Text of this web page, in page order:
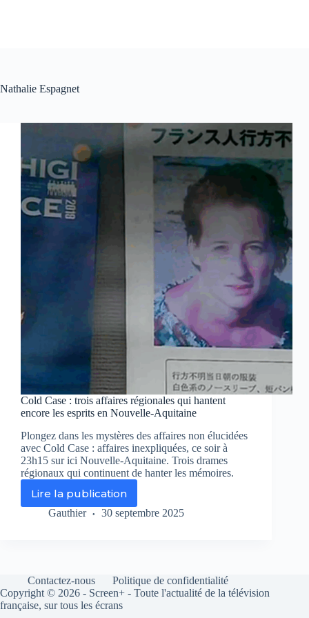
Nathalie Espagnet
Cold Case : trois affaires régionales qui hantent
encore les esprits en Nouvelle-Aquitaine
Plongez dans les mystères des affaires non élucidées
avec Cold Case : affaires inexpliquées, ce soir à
23h15 sur ici Nouvelle-Aquitaine. Trois drames
régionaux qui continuent de hanter les mémoires.
Lire la publication
Cold
Case
qui
hantent
encore
Gauthier 30 septembre 2025
Contactez-nous
Politique de confidentialité
Copyright © 2026 - Screen+ - Toute l'actualité de la télévision
française, sur tous les écrans